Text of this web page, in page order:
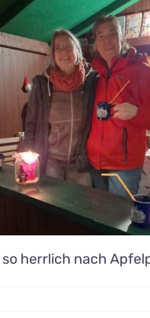
herrlich nach